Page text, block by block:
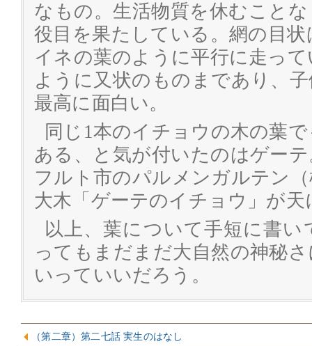
なもの。生活物質を休むこと
役目を果たしている。網の目
イネの葉のように平行に走っ
ように又状のものまであり、
最高に面白い。
同じ1本のイチョウの木の葉
ある、と気が付いたのはゲー
フルト市のパルメンガルテン
大木「ゲーテのイチョウ」が
以上、葉について手短に書
ってもまだまだ大自然の神秘
いっていいだろう。
（第二章）第二七話 実生のはなし